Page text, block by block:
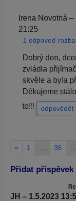
Irena Novotná
21:25
1 odpoveď
Dobrý den,
zvládla
skvěle a byla
Děkujeme
to!!!
odpovědět
« 1 36
Přidat příspěvek
JH – 1.5.2023